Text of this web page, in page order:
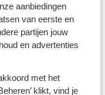
aanbiedingen
van eerste en
partijen jouw
en advertenties
met het
klikt, vind je
plezier
te genieten. Denk